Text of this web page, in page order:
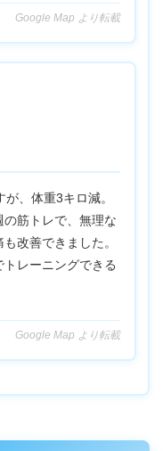
Google Map より転載
、体重3キロ減。
筋トレで、無理な
改善できました。
レーニングできる
Google Map より転載